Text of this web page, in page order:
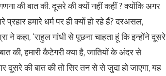
की बात की. दूसरे की क्यों नहीं कहीं ? क्योंकि अगर
हमारे धर्म पर ही क्यों हो रहे हैं? दरअसल,
ने कहा, ‘राहुल गांधी से पूछना चाहता हूं कि इन्होंने दूसरे
की, हमारी कैटेगरी क्या है, जातियों के अंदर से
दूसरे की बात की तो सिर तन से से जुदा हो जाएगा, यह